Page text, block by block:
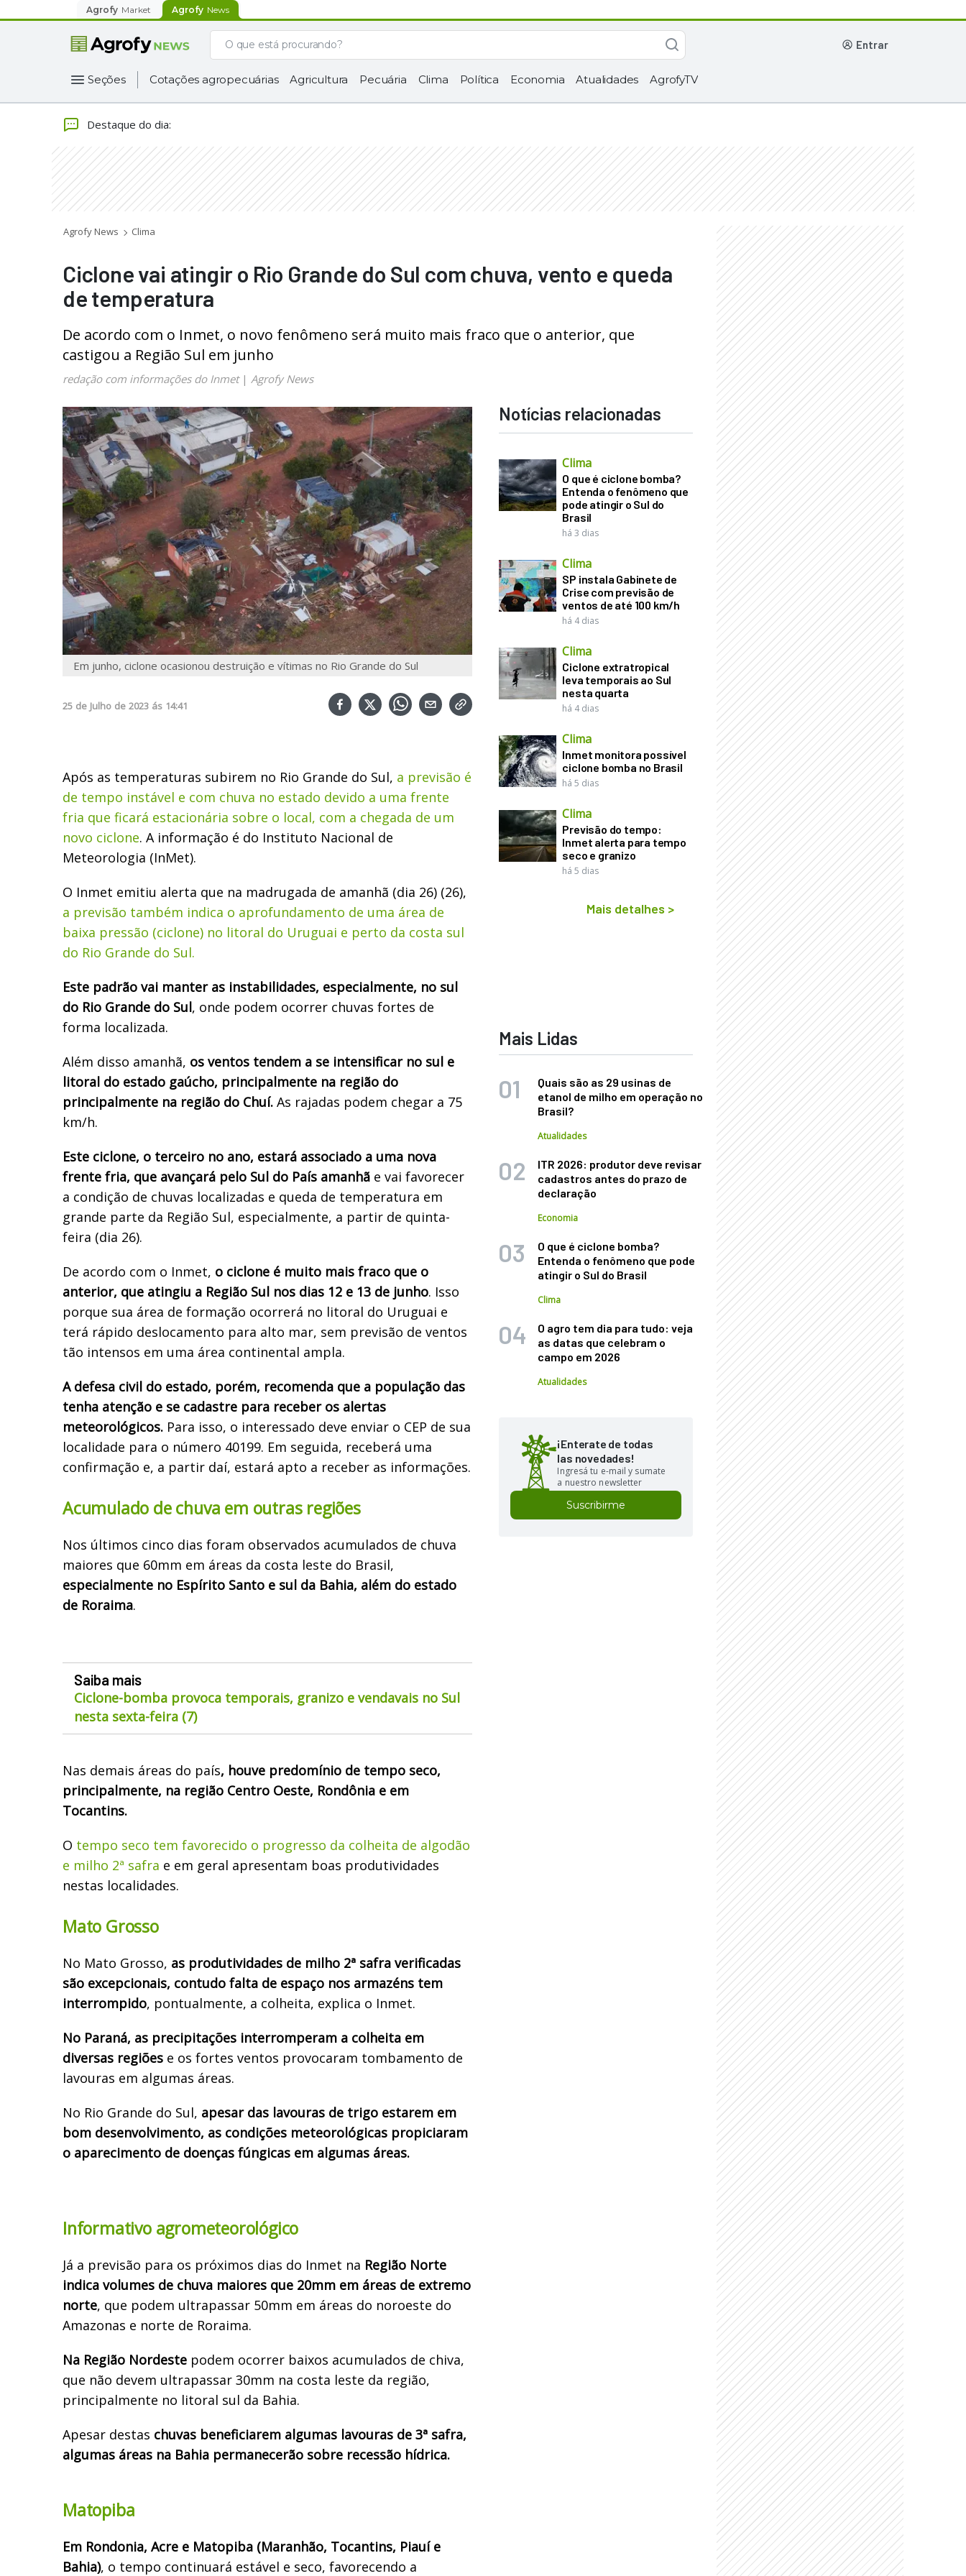
Agrofy Market Agrofy News
entrar
Seções Cotações agropecuárias Agricultura Pecuária Clima Política Economia Atualidades AgrofyTV
Destaque do dia:
Agrofy News Clima
Ciclone vai atingir o Rio Grande do Sul com chuva, vento e queda
de temperatura
De acordo com o Inmet, o novo fenômeno será muito mais fraco que o anterior, que
castigou a Região Sul em junho
redação com informações do Inmet| Agrofy News
Em junho, ciclone ocasionou destruição e vítimas no Rio Grande do Sul
25 de Julho de 2023 ás 14:41
Após as temperaturas subirem no Rio Grande do Sul, a previsão é
de tempo instável e com chuva no estado devido a uma frente
fria que ficará estacionária sobre o local, com a chegada de um
novo ciclone. A informação é do Instituto Nacional de
Meteorologia (InMet).
O Inmet emitiu alerta que na madrugada de amanhã (dia 26) (26),
a previsão também indica o aprofundamento de uma área de
baixa pressão (ciclone) no litoral do Uruguai e perto da costa sul
do Rio Grande do Sul.
Este padrão vai manter as instabilidades, especialmente, no sul
do Rio Grande do Sul, onde podem ocorrer chuvas fortes de
forma localizada.
Além disso amanhã, os ventos tendem a se intensificar no sul e
litoral do estado gaúcho, principalmente na região do
principalmente na região do Chuí. As rajadas podem chegar a 75
km/h.
Este ciclone, o terceiro no ano, estará associado a uma nova
frente fria, que avançará pelo Sul do País amanhã e vai favorecer
a condição de chuvas localizadas e queda de temperatura em
grande parte da Região Sul, especialmente, a partir de quinta-
feira (dia 26).
De acordo com o Inmet, o ciclone é muito mais fraco que o
anterior, que atingiu a Região Sul nos dias 12 e 13 de junho. Isso
porque sua área de formação ocorrerá no litoral do Uruguai e
terá rápido deslocamento para alto mar, sem previsão de ventos
tão intensos em uma área continental ampla.
A defesa civil do estado, porém, recomenda que a população das
tenha atenção e se cadastre para receber os alertas
meteorológicos. Para isso, o interessado deve enviar o CEP de sua
localidade para o número 40199. Em seguida, receberá uma
confirmação e, a partir daí, estará apto a receber as informações.
Acumulado de chuva em outras regiões
Nos últimos cinco dias foram observados acumulados de chuva
maiores que 60mm em áreas da costa leste do Brasil,
especialmente no Espírito Santo e sul da Bahia, além do estado
de Roraima.
Saiba mais
Ciclone-bomba provoca temporais, granizo e vendavais no Sul
nesta sexta-feira (7)
Nas demais áreas do país, houve predomínio de tempo seco,
principalmente, na região Centro Oeste, Rondônia e em
Tocantins.
O tempo seco tem favorecido o progresso da colheita de algodão
e milho 2ª safra e em geral apresentam boas produtividades
nestas localidades.
Mato Grosso
No Mato Grosso, as produtividades de milho 2ª safra verificadas
são excepcionais, contudo falta de espaço nos armazéns tem
interrompido, pontualmente, a colheita, explica o Inmet.
No Paraná, as precipitações interromperam a colheita em
diversas regiões e os fortes ventos provocaram tombamento de
lavouras em algumas áreas.
No Rio Grande do Sul, apesar das lavouras de trigo estarem em
bom desenvolvimento, as condições meteorológicas propiciaram
o aparecimento de doenças fúngicas em algumas áreas.
Informativo agrometeorológico
Já a previsão para os próximos dias do Inmet na Região Norte
indica volumes de chuva maiores que 20mm em áreas de extremo
norte, que podem ultrapassar 50mm em áreas do noroeste do
Amazonas e norte de Roraima.
Na Região Nordeste podem ocorrer baixos acumulados de chiva,
que não devem ultrapassar 30mm na costa leste da região,
principalmente no litoral sul da Bahia.
Apesar destas chuvas beneficiarem algumas lavouras de 3ª safra,
algumas áreas na Bahia permanecerão sobre recessão hídrica.
Matopiba
Em Rondonia, Acre e Matopiba (Maranhão, Tocantins, Piauí e
Bahia), o tempo continuará estável e seco, favorecendo a
Notícias relacionadas
Clima
O que é ciclone bomba?
Entenda o fenômeno que
pode atingir o Sul do
Brasil
há 3 dias
Clima
SP instala Gabinete de
Crise com previsão de
ventos de até 100 km/h
há 4 dias
Clima
Ciclone extratropical
leva temporais ao Sul
nesta quarta
há 4 dias
Clima
Inmet monitora possível
ciclone bomba no Brasil
há 5 dias
Clima
Previsão do tempo:
Inmet alerta para tempo
seco e granizo
há 5 dias
Mais detalhes >
Mais Lidas
Quais são as 29 usinas de
etanol de milho em operação no
Brasil?
Atualidades
ITR 2026: produtor deve revisar
cadastros antes do prazo de
declaração
Economia
O que é ciclone bomba?
Entenda o fenômeno que pode
atingir o Sul do Brasil
Clima
O agro tem dia para tudo: veja
as datas que celebram o
campo em 2026
Atualidades
¡Enterate de todas
las novedades!
Ingresá tu e-mail y sumate
a nuestro newsletter
Suscribirme